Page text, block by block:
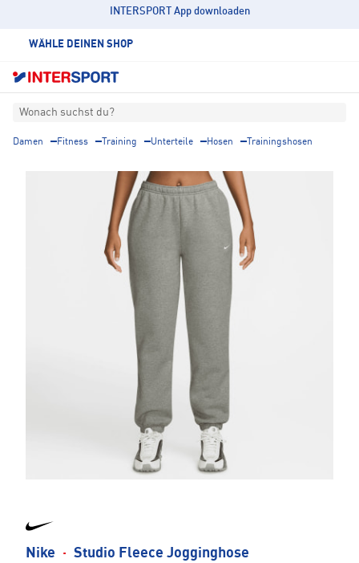
INTERSPORT App downloaden
WÄHLE DEINEN SHOP
Wonach suchst du?
Damen Fitness Training Unterteile Hosen Trainingshosen
Nike · Studio Fleece Jogginghose